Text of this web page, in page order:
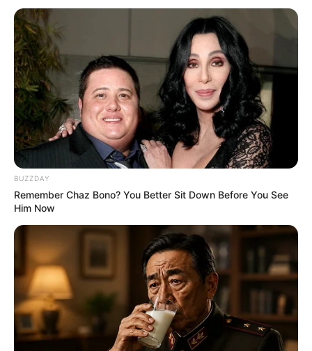
Κεντρικό Ισραηλιτικό
Συμβούλιο: Αντιδρά για την
προαγωγή της Παγουτέλη
στην αντιπροεδρία του...
ΑΠΟΚΑΛΥΨΗ ΤΩΡΑ. ΗΡΘΕ Η
ΩΡΑ ΤΩΝ ΓΗΙΝΩΝ
ΑΠΟΚΑΛΥΨΕΩΝ ΛΕΠΤΟ ΠΡΟΣ
ΛΕΠΤΟ. Ο...
Συνέντευξη Alexander Dugin
σχολιάζοντας τον λόγο
Πούτιν: Είναι η έναρξη της
Νικηφόρας...
ΑΠΑΓΟΡΕΥΣΗΣ rapid test από
τον Ε.Ο.Φ αναγράφεται
καθαρά ότι...
Email address:
BUZZDAY
Remember Chaz Bono? You Better Sit Down Before You See
Him Now